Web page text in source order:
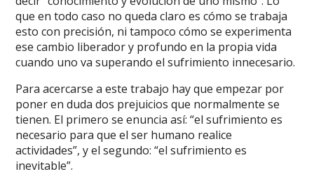
que en todo caso no queda claro es cómo se trabaja
esto con precisión, ni tampoco cómo se experimenta
ese cambio liberador y profundo en la propia vida
cuando uno va superando el sufrimiento innecesario.
Para acercarse a este trabajo hay que empezar por
poner en duda dos prejuicios que normalmente se
tienen. El primero se enuncia así: “el sufrimiento es
necesario para que el ser humano realice
actividades”, y el segundo: “el sufrimiento es
inevitable”.